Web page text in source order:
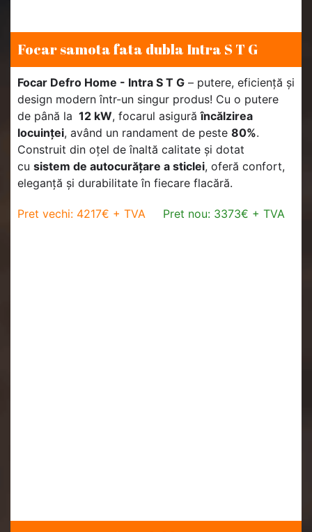
Focar samota fata dubla Intra S T G
Focar Defro Home - Intra S T G – putere, eficiență și
design modern într-un singur produs! Cu o putere
de până la 12 kW, focarul asigurăîncălzirea
locuinței, având un randament de peste 80%.
Construit din oțel de înaltă calitate și dotat
cu sistem de autocurățare a sticlei, oferă confort,
eleganță și durabilitate în fiecare flacără.
Pret vechi: 4217€ + TVA Pret nou: 3373€ + TVA